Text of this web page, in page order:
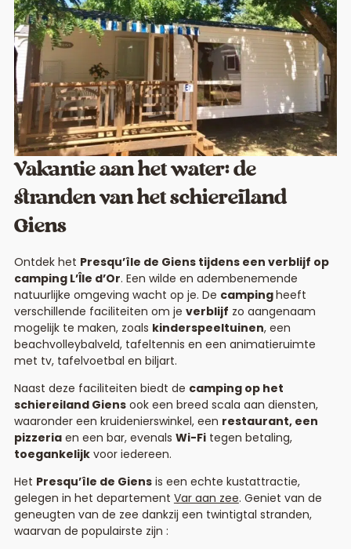
Vakantie aan het water: de
stranden van het schiereiland
Giens
Ontdek het Presqu’île de Giens tijdens een verblijf op
camping L’Île d’Or. Een wilde en adembenemende
natuurlijke omgeving wacht op je. De campingheeft
verschillende faciliteiten om je verblijf zo aangenaam
mogelijk te maken, zoals kinderspeeltuinen, een
beachvolleybalveld, tafeltennis en een animatieruimte
met tv, tafelvoetbal en biljart.
Naast deze faciliteiten biedt de camping op het
schiereiland Giensook een breed scala aan diensten,
waaronder een kruidenierswinkel, een restaurant, een
pizzeriaen een bar, evenals Wi-Fitegen betaling,
toegankelijkvoor iedereen.
Het Presqu’île de Giensis een echte kustattractie,
gelegen in het departement Var aan zee. Geniet van de
geneugten van de zee dankzij een twintigtal stranden,
waarvan de populairste zijn :